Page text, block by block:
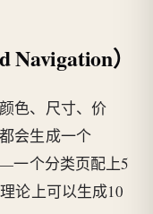
）
色、尺寸、价
会生成一个
一个分类页配上5
论上可以生成10